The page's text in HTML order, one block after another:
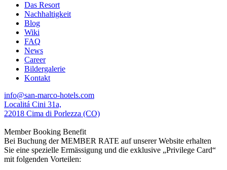
Das Resort
Nachhaltigkeit
Blog
Wiki
FAQ
News
Career
Bildergalerie
Kontakt
info@san-marco-hotels.com
Localitá Cini 31a,
22018 Cima di Porlezza (CO)
Member Booking Benefit
Bei Buchung der MEMBER RATE auf unserer Website erhalten
Sie eine spezielle Ermässigung und die exklusive „Privilege Card“
mit folgenden Vorteilen: